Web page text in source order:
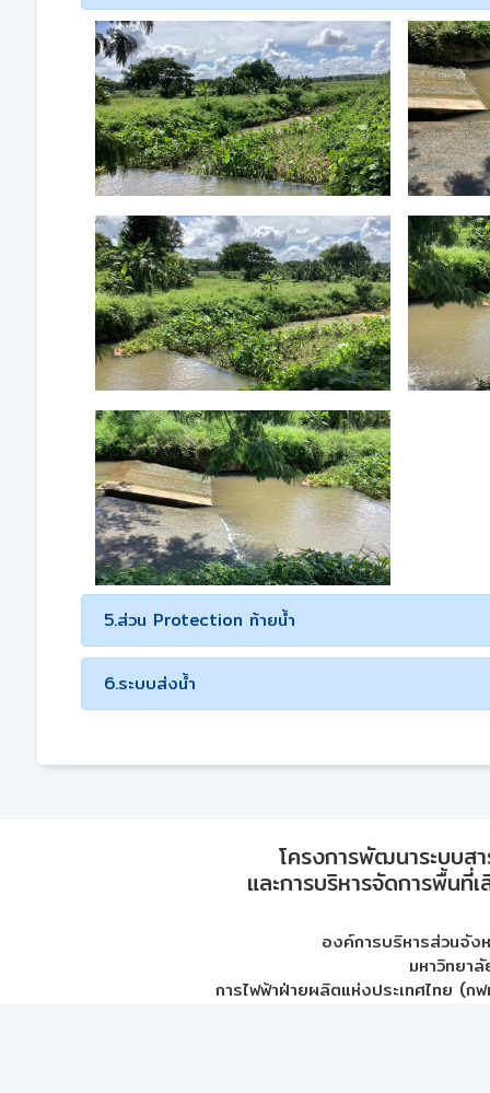
5.ส่วน Protection ท้ายน้ำ
6.ระบบส่งน้ำ
โครงการพัฒนาระบบส
และการบริหารจัดการพื้นที่
องค์การบริหารส่วนจัง
มหาวิทยา
การไฟฟ้าฝ่ายผลิตแห่งประเทศไทย (กฟ